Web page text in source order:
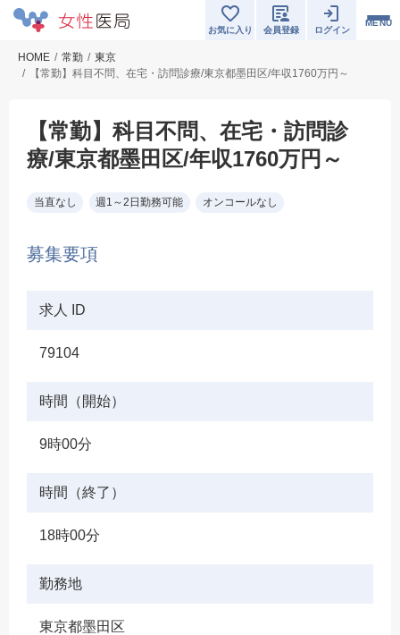
MENU
お気に入り 会員登録 ログイン
HOME 常勤
東京
【常勤】科目不問、在宅・訪問診療/東京都墨田区/年収1760万円～
【常勤】科目不問、在宅・訪問診
療/東京都墨田区/年収1760万円～
当直なし 週1～2日勤務可能 オンコールなし
募集要項
求人 ID
79104
時間（開始）
9時00分
時間（終了）
18時00分
勤務地
東京都墨田区